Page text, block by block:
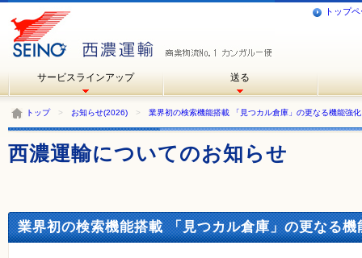
トップ
サービスラインアップ 送る
トップ> お知らせ(2026) > 業界初の検索機能搭載 「見つカル倉庫」の更なる機能強化
西濃運輸についてのお知らせ
業界初の検索機能搭載 「見つカル倉庫」の更なる